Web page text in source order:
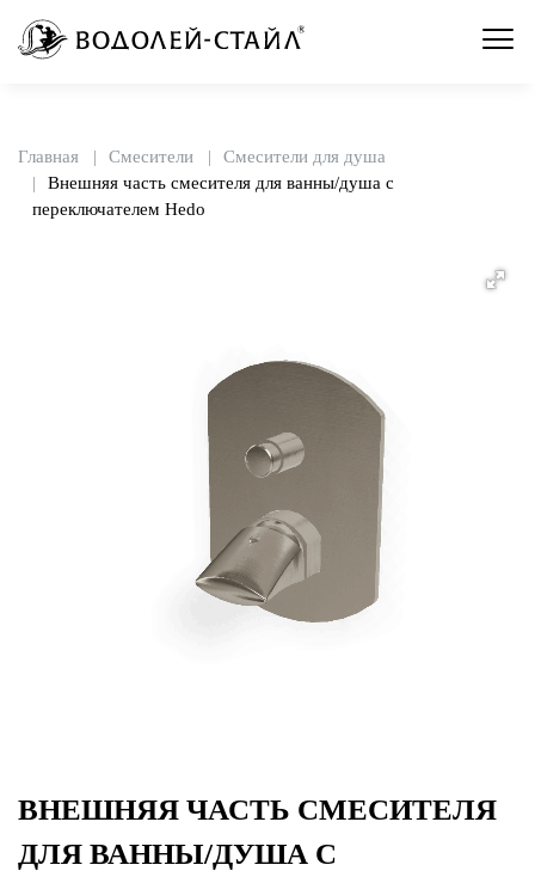
Главная Смесители
Смесители для душа
Внешняя часть смесителя для ванны/душа с
переключателем Hedo
ВНЕШНЯЯ ЧАСТЬ СМЕСИТЕЛЯ
ДЛЯ ВАННЫ/ДУША С